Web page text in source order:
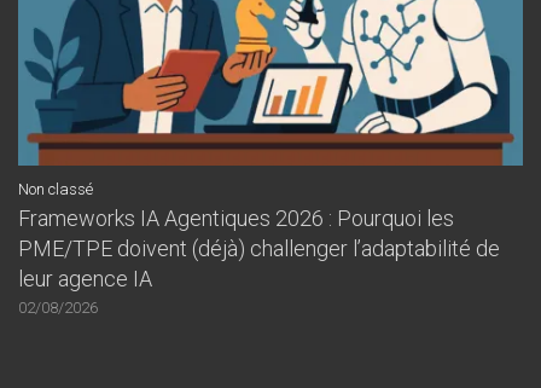
Non classé
Frameworks IA Agentiques 2026 : Pourquoi les
PME/TPE doivent (déjà) challenger l’adaptabilité de
leur agence IA
02/08/2026